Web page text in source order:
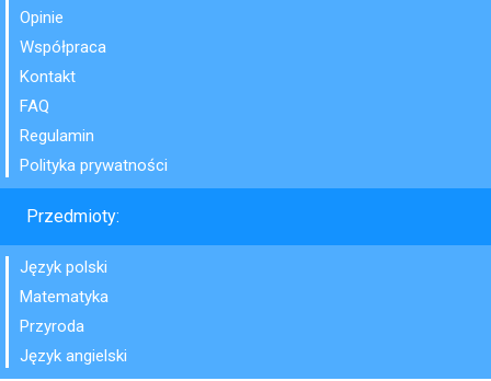
Opinie
Współpraca
Kontakt
FAQ
Regulamin
Polityka prywatności
Przedmioty:
Język polski
Matematyka
Przyroda
Język angielski